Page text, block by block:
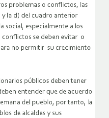
problemas o conflictos, las
la d) del cuadro anterior
social, especialmente a los
conflictos se deben evitar o
no permitir su crecimiento
públicos deben tener
entender que de acuerdo
del pueblo, por tanto, la
de alcaldes y sus